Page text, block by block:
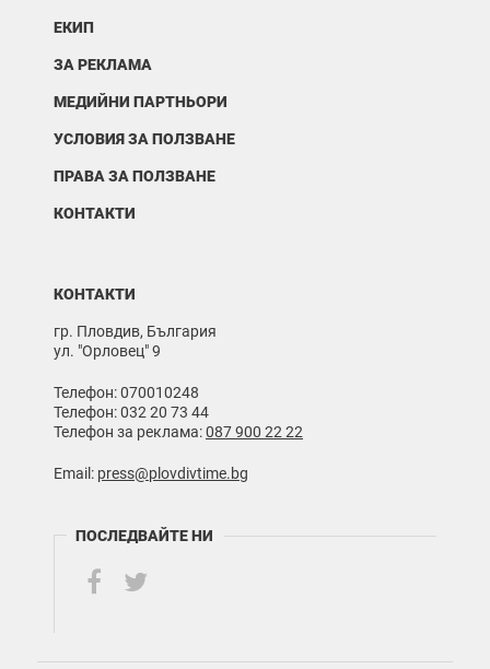
ЕКИП
ЗА РЕКЛАМА
МЕДИЙНИ ПАРТНЬОРИ
УСЛОВИЯ ЗА ПОЛЗВАНЕ
ПРАВА ЗА ПОЛЗВАНЕ
КОНТАКТИ
КОНТАКТИ
гр. Пловдив, България
ул. "Орловец" 9
Телефон: 070010248
Телефон: 032 20 73 44
Телефон за реклама:087 900 22 22
Email: press@plovdivtime.bg
ПОСЛЕДВАЙТЕ НИ